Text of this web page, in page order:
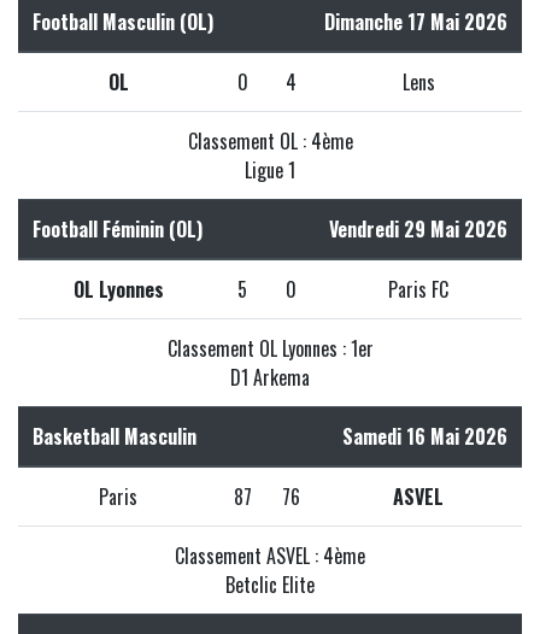
Football Masculin (OL) Dimanche 17 Mai 2026
OL 0 4 Lens
Classement OL : 4ème
Ligue 1
Football Féminin (OL) Vendredi 29 Mai 2026
OL Lyonnes 5 0 Paris FC
Classement OL Lyonnes : 1er
D1 Arkema
Basketball Masculin Samedi 16 Mai 2026
Paris 87 76 ASVEL
Classement ASVEL : 4ème
Betclic Elite